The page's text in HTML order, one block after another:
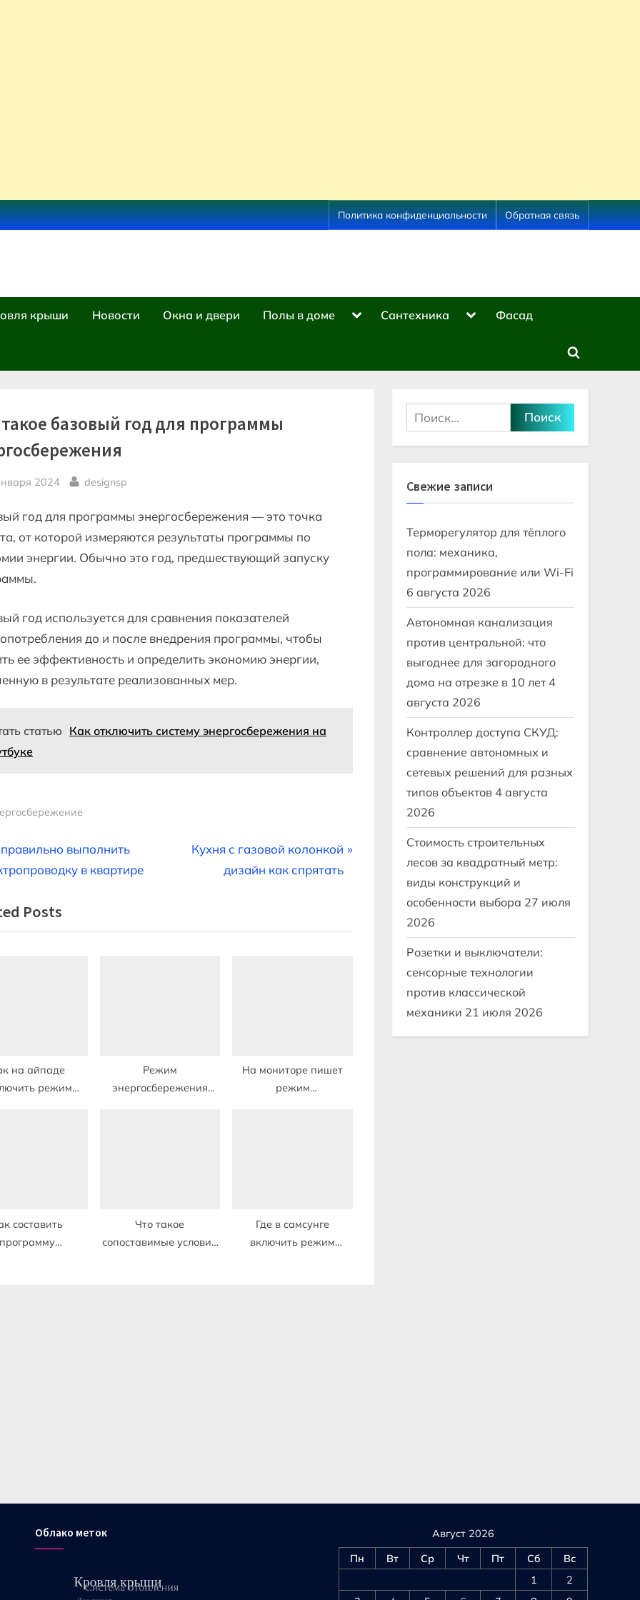
Политика конфиденциальности Обратная связь
крыши Новости Окна и двери Полы в доме
ToggleСантехника
ToggleФасад
Toggle
form
базовый год для программы
2024 By
designsp
год для программы энергосбережения — это точка
от которой измеряются результаты программы по
энергии. Обычно это год, предшествующий запуску
год используется для сравнения показателей
до и после внедрения программы, чтобы
ее эффективность и определить экономию энергии,
в результате реализованных мер.
статью
Как отключить систему энергосбережения на
выполнить
в квартире
N
P
Кухня с газовой колонкой
дизайн как спрятать
Posts
на айпаде
режим
Режим
энергосбережения
На мониторе пишет
режим
составить
программу
Что такое
сопоставимые условия
Где в самсунге
включить режим
Найти:
Свежие записи
Терморегулятор для тёплого
пола: механика,
программирование или Wi-Fi
6 августа 2026
Автономная канализация
против центральной: что
выгоднее для загородного
дома на отрезке в 10 лет 4
августа 2026
Контроллер доступа СКУД:
сравнение автономных и
сетевых решений для разных
типов объектов 4 августа
2026
Стоимость строительных
лесов за квадратный метр:
виды конструкций и
особенности выбора 27 июля
2026
Розетки и выключатели:
сенсорные технологии
против классической
механики 21 июля 2026
Облако меток
Август 2026
Пн
Вт Ср Чт Пт Сб
Вс
1
2